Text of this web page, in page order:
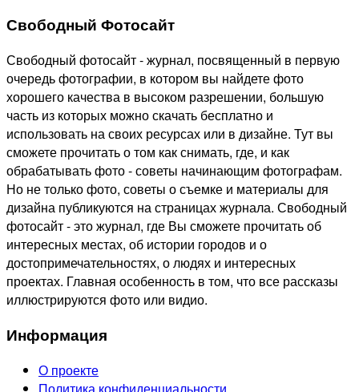
Свободный Фотосайт
Свободный фотосайт - журнал, посвященный в первую
очередь фотографии, в котором вы найдете фото
хорошего качества в высоком разрешении, большую
часть из которых можно скачать бесплатно и
использовать на своих ресурсах или в дизайне. Тут вы
сможете прочитать о том как снимать, где, и как
обрабатывать фото - советы начинающим фотографам.
Но не только фото, советы о съемке и материалы для
дизайна публикуются на страницах журнала. Свободный
фотосайт - это журнал, где Вы сможете прочитать об
интересных местах, об истории городов и о
достопримечательностях, о людях и интересных
проектах. Главная особенность в том, что все рассказы
иллюстрируются фото или видио.
Информация
О проекте
Политика конфиденциальности